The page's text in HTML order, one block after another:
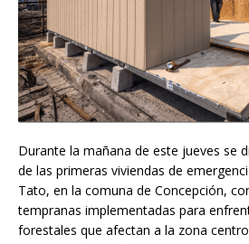
Durante la mañana de este jueves se
de las primeras viviendas de
Tato, en la comuna de Concepción,
tempranas implementadas para
forestales que afectan a la zona